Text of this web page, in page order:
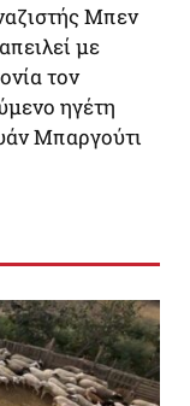
Μπεν
με
τον
ηγέτη
Μπαργούτι